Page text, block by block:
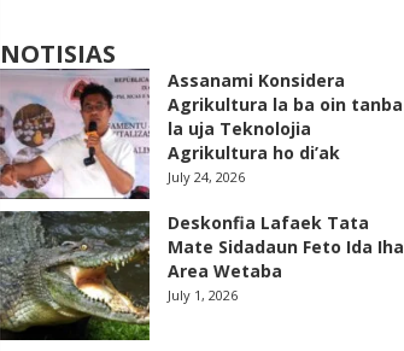
NOTISIAS
Assanami Konsidera
Agrikultura la ba oin tanba
la uja Teknolojia
Agrikultura ho di’ak
July 24, 2026
Deskonfia Lafaek Tata
Mate Sidadaun Feto Ida Iha
Area Wetaba
July 1, 2026